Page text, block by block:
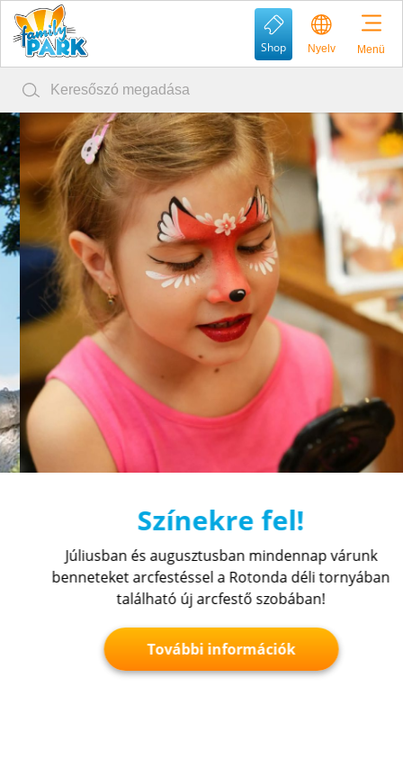
Shop Nyelv Menü
Színekre fel!
Júliusban és augusztusban mindennap várunk
benneteket arcfestéssel a Rotonda déli tornyában
található új arcfestő szobában!
További információk